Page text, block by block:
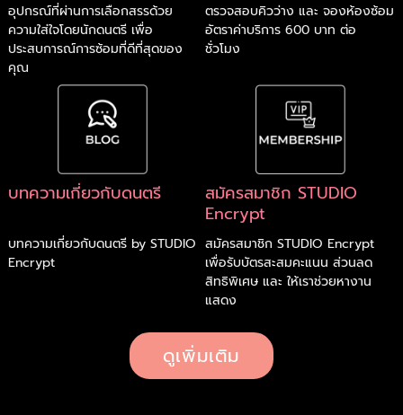
อุปกรณ์ที่ผ่านการเลือกสรรด้วย
ความใส่ใจโดยนักดนตรี เพื่อ
ประสบการณ์การซ้อมที่ดีที่สุดของ
คุณ
ตรวจสอบคิวว่าง และ จองห้องซ้อม
อัตราค่าบริการ 600 บาท ต่อ
ชั่วโมง
บทความเกี่ยวกับดนตรี
บทความเกี่ยวกับดนตรี by STUDIO
Encrypt
สมัครสมาชิก STUDIO
Encrypt
สมัครสมาชิก STUDIO Encrypt
เพื่อรับบัตรสะสมคะแนน ส่วนลด
สิทธิพิเศษ และ ให้เราช่วยหางาน
แสดง
ดูเพิ่มเติม